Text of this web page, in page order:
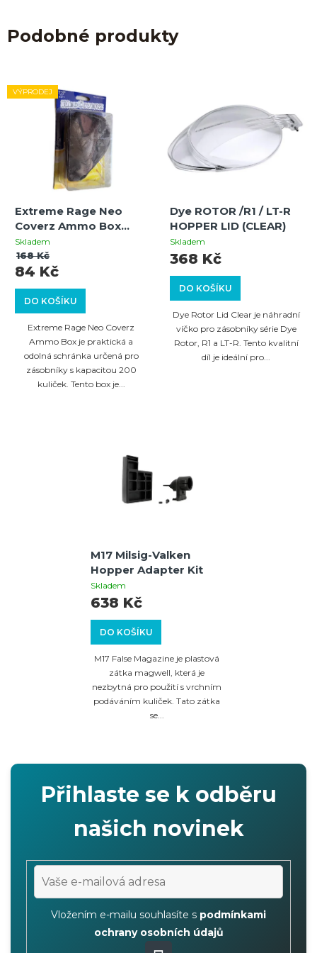
Podobné produkty
VÝPRODEJ
Extreme Rage Neo
Coverz Ammo Box
Realtree
Skladem
DO KOŠÍKU
84 Kč
168 Kč
Extreme Rage Neo Coverz
Ammo Box je praktická a
odolná schránka určená pro
zásobníky s kapacitou 200
kuliček. Tento box je...
Dye ROTOR /R1 / LT-R
HOPPER LID (CLEAR)
Skladem
DO KOŠÍKU
368 Kč
Dye Rotor Lid Clear je náhradní
víčko pro zásobníky série Dye
Rotor, R1 a LT-R. Tento kvalitní
díl je ideální pro...
M17 Milsig-Valken
Hopper Adapter Kit
Skladem
DO KOŠÍKU
638 Kč
M17 False Magazine je plastová
zátka magwell, která je
nezbytná pro použití s vrchním
podáváním kuliček. Tato zátka
se...
Přihlaste se k odběru
našich novinek
Vložením e-mailu souhlasíte s podmínkami
ochrany osobních údajů